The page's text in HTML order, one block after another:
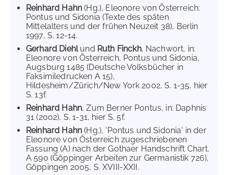
Reinhard Hahn(Hg.), Eleonore von Österreich:
Pontus und Sidonia (Texte des späten
Mittelalters und der frühen Neuzeit 38), Berlin
1997, S. 12-14.
Gerhard Diehlund Ruth Finckh, Nachwort, in:
Eleonore von Österreich, Pontus und Sidonia,
Augsburg 1485 (Deutsche Volksbücher in
Faksimiledrucken A 15),
Hildesheim/Zürich/New York 2002, S. 1-35, hier
S. 13f.
Reinhard Hahn, Zum Berner Pontus, in: Daphnis
31 (2002), S. 1-31, hier S. 5f.
Reinhard Hahn(Hg.), 'Pontus und Sidonia' in der
Eleonore von Österreich zugeschriebenen
Fassung (A) nach der Gothaer Handschrift Chart.
A 590 (Göppinger Arbeiten zur Germanistik 726),
Göppingen 2005, S. XVIII-XXII.